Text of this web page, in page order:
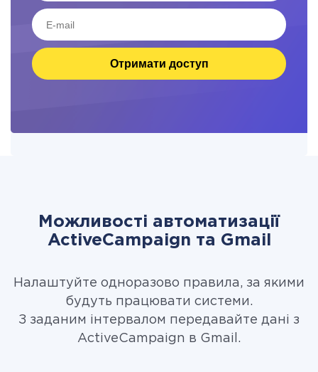
Отримати доступ
Можливості автоматизації
ActiveCampaign та Gmail
Налаштуйте одноразово правила, за якими
будуть працювати системи.
З заданим інтервалом передавайте дані з
ActiveCampaign в Gmail.